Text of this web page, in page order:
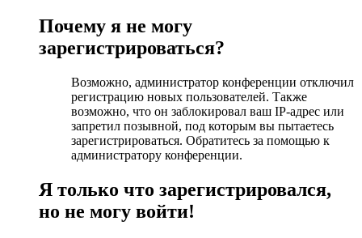
Почему я не могу
зарегистрироваться?
Возможно, администратор конференции отключил
регистрацию новых пользователей. Также
возможно, что он заблокировал ваш IP-адрес или
запретил позывной, под которым вы пытаетесь
зарегистрироваться. Обратитесь за помощью к
администратору конференции.
Я только что зарегистрировался,
но не могу войти!